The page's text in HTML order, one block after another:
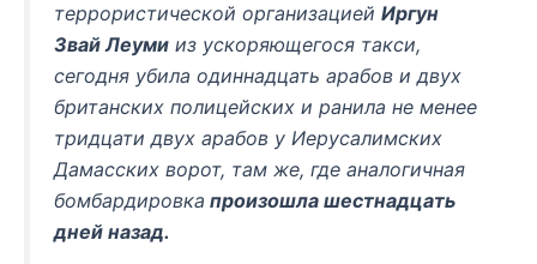
террористической организацией Иргун
Звай Леуми из ускоряющегося такси,
сегодня убила одиннадцать арабов и двух
британских полицейских и ранила не менее
тридцати двух арабов у Иерусалимских
Дамасских ворот, там же, где аналогичная
бомбардировка произошла шестнадцать
дней назад.